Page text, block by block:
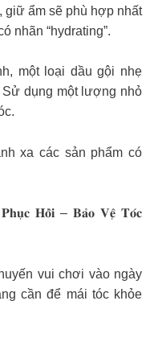
ẩm sẽ phù hợp nhất
nhãn “hydrating”.
một loại dầu gội nhẹ
dụng một lượng nhỏ
xa các sản phẩm có
𝐇𝐨̂̀𝐢 – 𝐁𝐚̉𝐨 𝐕𝐞̣̂ 𝐓𝐨́𝐜
vui chơi vào ngày
cần để mái tóc khỏe